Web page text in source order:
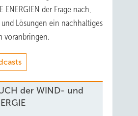
ENERGIEN der Frage nach,
Lösungen ein nachhaltiges
voranbringen.
der WIND- und